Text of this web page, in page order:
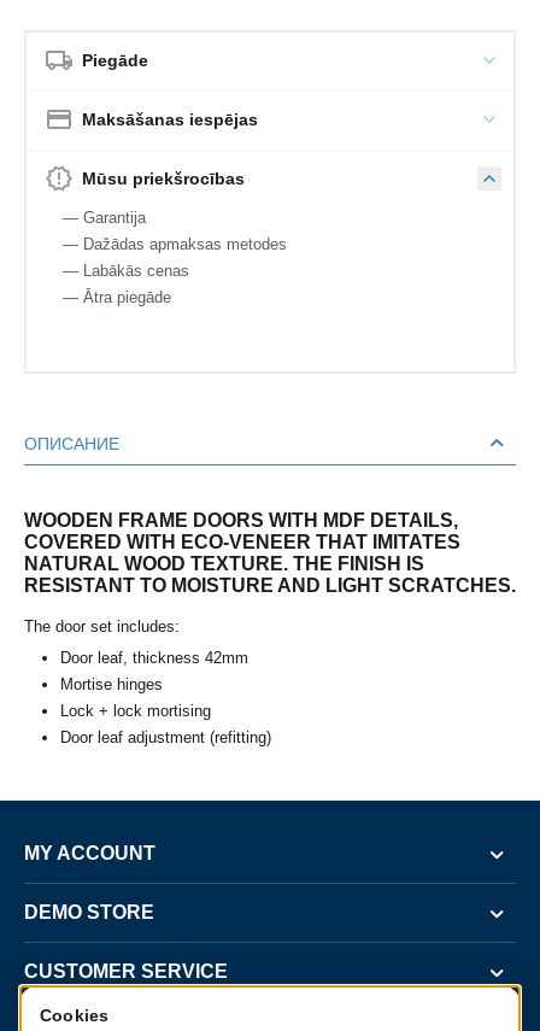
Piegāde
Maksāšanas iespējas
Mūsu priekšrocības
— Garantija
— Dažādas apmaksas metodes
— Labākās cenas
— Ātra piegāde
ОПИСАНИЕ
WOODEN FRAME DOORS WITH MDF DETAILS,
COVERED WITH ECO-VENEER THAT IMITATES
NATURAL WOOD TEXTURE. THE FINISH IS
RESISTANT TO MOISTURE AND LIGHT SCRATCHES.
The door set includes:
Door leaf, thickness 42mm
Mortise hinges
Lock + lock mortising
Door leaf adjustment (refitting)
MY ACCOUNT
DEMO STORE
CUSTOMER SERVICE
Cookies